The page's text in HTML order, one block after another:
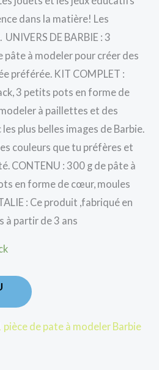
dans la matière! Les
DE BARBIE : 3
à modeler pour créer des
préférée. KIT COMPLET :
3 petits pots en forme de
à paillettes et des
plus belles images de Barbie.
couleurs que tu préfères et
CONTENU : 300 g de pâte à
en forme de cœur, moules
: Ce produit ,fabriqué en
à partir de 3 ans
de pate à modeler Barbie